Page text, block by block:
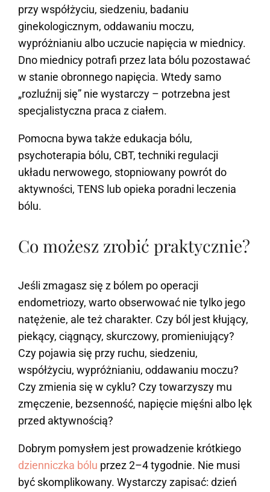
przy współżyciu, siedzeniu, badaniu
ginekologicznym, oddawaniu moczu,
wypróżnianiu albo uczucie napięcia w miednicy.
Dno miednicy potrafi przez lata bólu pozostawać
w stanie obronnego napięcia. Wtedy samo
„rozluźnij się” nie wystarczy – potrzebna jest
specjalistyczna praca z ciałem.
Pomocna bywa także edukacja bólu,
psychoterapia bólu, CBT, techniki regulacji
układu nerwowego, stopniowany powrót do
aktywności, TENS lub opieka poradni leczenia
bólu.
Co możesz zrobić praktycznie?
Jeśli zmagasz się z bólem po operacji
endometriozy, warto obserwować nie tylko jego
natężenie, ale też charakter. Czy ból jest kłujący,
piekący, ciągnący, skurczowy, promieniujący?
Czy pojawia się przy ruchu, siedzeniu,
współżyciu, wypróżnianiu, oddawaniu moczu?
Czy zmienia się w cyklu? Czy towarzyszy mu
zmęczenie, bezsenność, napięcie mięśni albo lęk
przed aktywnością?
Dobrym pomysłem jest prowadzenie krótkiego
dzienniczka bólu przez 2–4 tygodnie. Nie musi
być skomplikowany. Wystarczy zapisać: dzień